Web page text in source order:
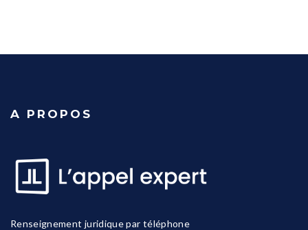
A PROPOS
Renseignement juridique par téléphone